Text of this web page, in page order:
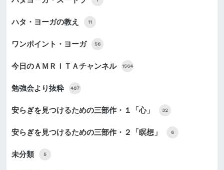
ハタ・ヨーガの教え 11
ワンポイント・ヨーガ 56
今日のＡＭＲＩＴＡチャンネル 1564
勉強会より抜粋 487
安らぎを見つけるための三部作・１「心」 32
安らぎを見つけるための三部作・２「瞑想」 6
未分類 5